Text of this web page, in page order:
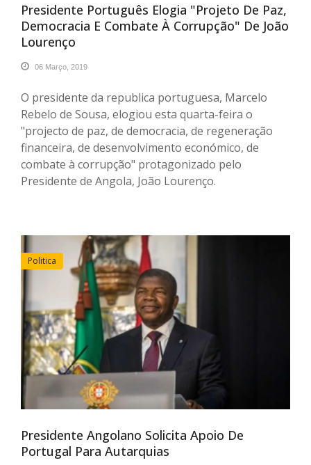
Presidente Português Elogia "projeto De Paz,
Democracia E Combate À Corrupção" De João
Lourenço
06 Março, 2019
O presidente da republica portuguesa, Marcelo
Rebelo de Sousa, elogiou esta quarta-feira o
"projecto de paz, de democracia, de regeneração
financeira, de desenvolvimento económico, de
combate à corrupção" protagonizado pelo
Presidente de Angola, João Lourenço.
Politica
Presidente Angolano Solicita Apoio De
Portugal Para Autarquias